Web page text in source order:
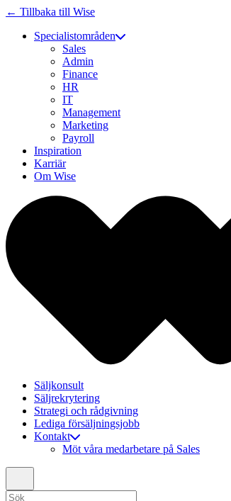
← Tillbaka till Wise
Specialistområden
Sales
Admin
Finance
HR
IT
Management
Marketing
Payroll
Inspiration
Karriär
Om Wise
Säljkonsult
Säljrekrytering
Strategi och rådgivning
Lediga försäljningsjobb
Kontakt
Möt våra medarbetare på Sales